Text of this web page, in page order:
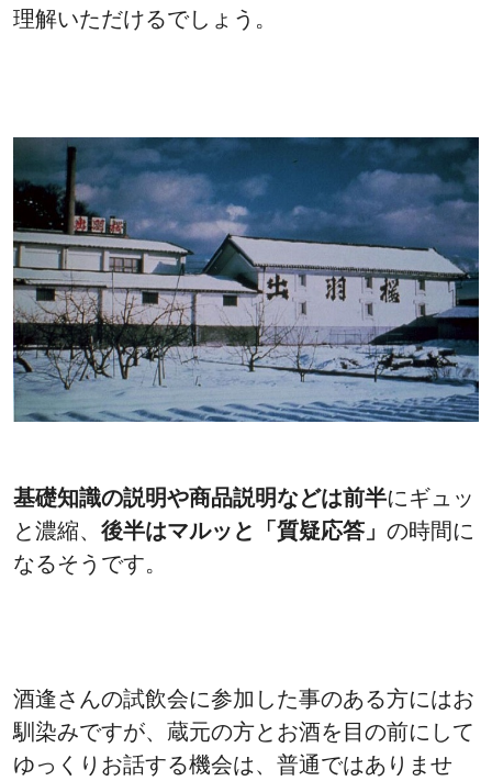
理解いただけるでしょう。
基礎知識の説明や商品説明などは前半にギュッ
と濃縮、 後半はマルッと「質疑応答」 の時間に
なるそうです。
酒逢さんの試飲会に参加した事のある方にはお
馴染みですが、蔵元の方とお酒を目の前にして
ゆっくりお話する機会は、普通ではありませ